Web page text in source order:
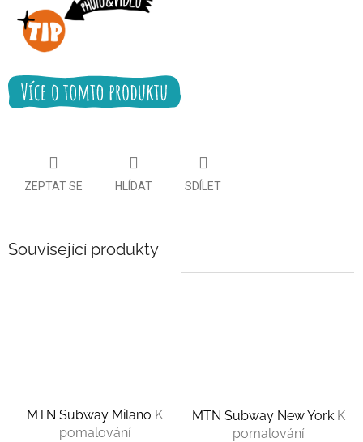
ZEPTAT SE HLÍDAT SDÍLET
Související produkty
MTN Subway Milano K
pomalování
MTN Subway New York K
pomalování